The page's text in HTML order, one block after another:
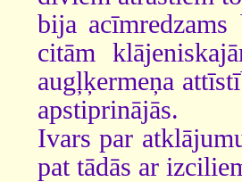
bija
citām
augļķermeņa
apstiprinājās.
Ivars par
pat tādās ar